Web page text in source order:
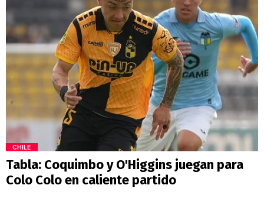
CHILE
Tabla: Coquimbo y O'Higgins juegan para
Colo Colo en caliente partido